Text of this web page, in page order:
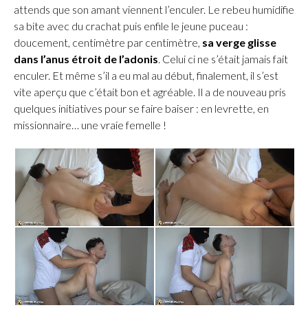
attends que son amant viennent l’enculer. Le rebeu humidifie
sa bite avec du crachat puis enfile le jeune puceau :
doucement, centimètre par centimètre, sa verge glisse
dans l’anus étroit de l’adonis . Celui ci ne s’était jamais fait
enculer. Et même s’il a eu mal au début, finalement, il s’est
vite aperçu que c’était bon et agréable. Il a de nouveau pris
quelques initiatives pour se faire baiser : en levrette, en
missionnaire… une vraie femelle !